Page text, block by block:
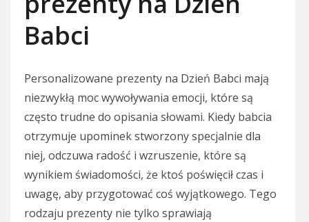
Babci
Personalizowane prezenty na Dzień Babci mają
niezwykłą moc wywoływania emocji, które są
często trudne do opisania słowami. Kiedy babcia
otrzymuje upominek stworzony specjalnie dla
niej, odczuwa radość i wzruszenie, które są
wynikiem świadomości, że ktoś poświęcił czas i
uwagę, aby przygotować coś wyjątkowego. Tego
rodzaju prezenty nie tylko sprawiają